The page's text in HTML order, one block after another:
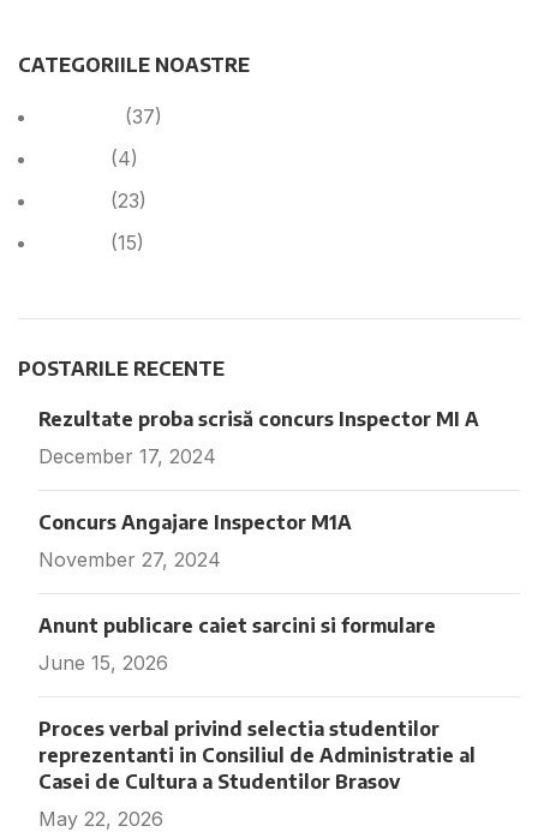
CATEGORIILE NOASTRE
(37)
(4)
(23)
(15)
POSTARILE RECENTE
Rezultate proba scrisă concurs Inspector MI A
December 17, 2024
Concurs Angajare Inspector M1A
November 27, 2024
Anunt publicare caiet sarcini si formulare
June 15, 2026
Proces verbal privind selectia studentilor
reprezentanti in Consiliul de Administratie al
Casei de Cultura a Studentilor Brasov
May 22, 2026